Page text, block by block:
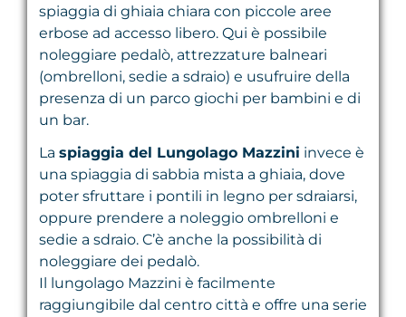
spiaggia di ghiaia chiara con piccole aree
erbose ad accesso libero. Qui è possibile
noleggiare pedalò, attrezzature balneari
(ombrelloni, sedie a sdraio) e usufruire della
presenza di un parco giochi per bambini e di
un bar.
La spiaggia del Lungolago Mazzini invece è
una spiaggia di sabbia mista a ghiaia, dove
poter sfruttare i pontili in legno per sdraiarsi,
oppure prendere a noleggio ombrelloni e
sedie a sdraio. C’è anche la possibilità di
noleggiare dei pedalò.
Il lungolago Mazzini è facilmente
raggiungibile dal centro città e offre una serie